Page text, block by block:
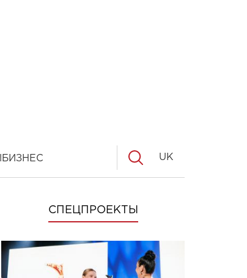
БИЗНЕС UK
СПЕЦПРОЕКТЫ